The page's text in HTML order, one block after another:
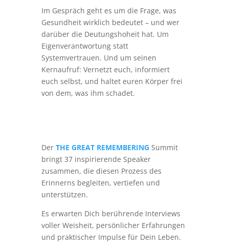
Im Gespräch geht es um die Frage, was
Gesundheit wirklich bedeutet – und wer
darüber die Deutungshoheit hat. Um
Eigenverantwortung statt
Systemvertrauen. Und um seinen
Kernaufruf: Vernetzt euch, informiert
euch selbst, und haltet euren Körper frei
von dem, was ihm schadet.
Der THE GREAT REMEMBERING Summit
bringt 37 inspirierende Speaker
zusammen, die diesen Prozess des
Erinnerns begleiten, vertiefen und
unterstützen.
Es erwarten Dich berührende Interviews
voller Weisheit, persönlicher Erfahrungen
und praktischer Impulse für Dein Leben.